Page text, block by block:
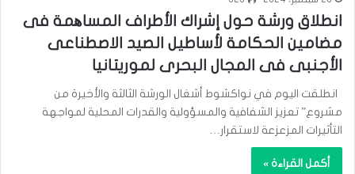
انطلاق ورشة حول إشراك الأطراف المساھمة فى
مضامين الحكامة لأساطيل الصيد الاصطناعى
الأجنبى فى المجال البحرى لموريتانيا
انطلقت اليوم في نواكشوط أشغال الورشة الثالثة والأخيرة من
مشروع” تعزيز الشفافية والمسؤولية والقدرات المحلية لمواجهة
التأثيرات المزعزعة لاستقرار…
أكمل القراءة »